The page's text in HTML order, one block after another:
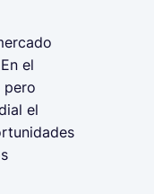
el
pero
el